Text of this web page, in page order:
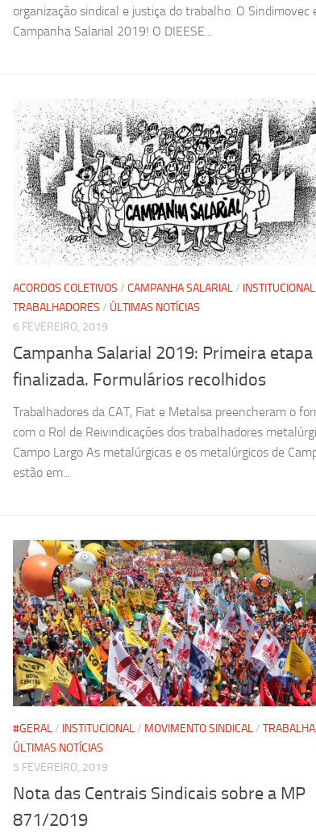
organização sindical e justiça do trabalho. O Sindimovec
Campanha Salarial 2019! O DIEESE...
ACORDOS COLETIVOS / CAMPANHA SALARIAL/ INSTITUCIONAL
TRABALHADORES / ÚLTIMAS NOTÍCIAS
6 FEVEREIRO, 2019
Campanha Salarial 2019: Primeira etapa
finalizada. Formulários recolhidos
Trabalhadores da CAT, Fiat e Metalsa preencheram o
com o Rol de Reivindicações dos trabalhadores
Campo Largo As metalúrgicas e os metalúrgicos de
estão em...
#GERAL/ INSTITUCIONAL/ MOVIMENTO SINDICAL/
ÚLTIMAS NOTÍCIAS
5 FEVEREIRO, 2019
Nota das Centrais Sindicais sobre a MP
871/2019